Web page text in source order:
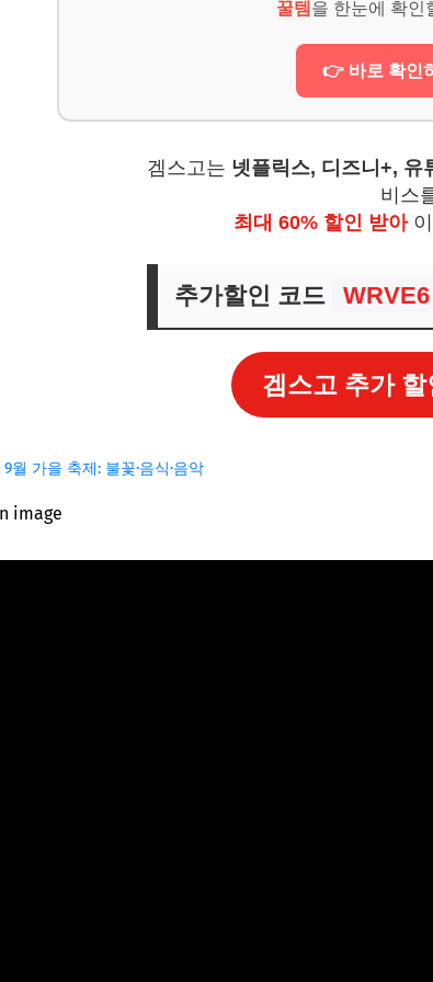
Q. 어린아이와 함께 가기 좋은 축제는 어떤 것이 있을까
📌 지금 뜨는 꿀정보! 놓치지 마세요
추가할인 코드 WRVE6
📌 지금 뜨는 꿀정보! 놓치지 마세요
추가할인 코드 WRVE6
꿀템 을 한눈에 확인
👉 바로 확인
겜스고는 넷플릭스, 디즈니+, 유
비스
최대 60% 할인 받아이
추가할인 코드 WRVE6
겜스고 추가 할
월 가을 축제: 불꽃·음식·음악